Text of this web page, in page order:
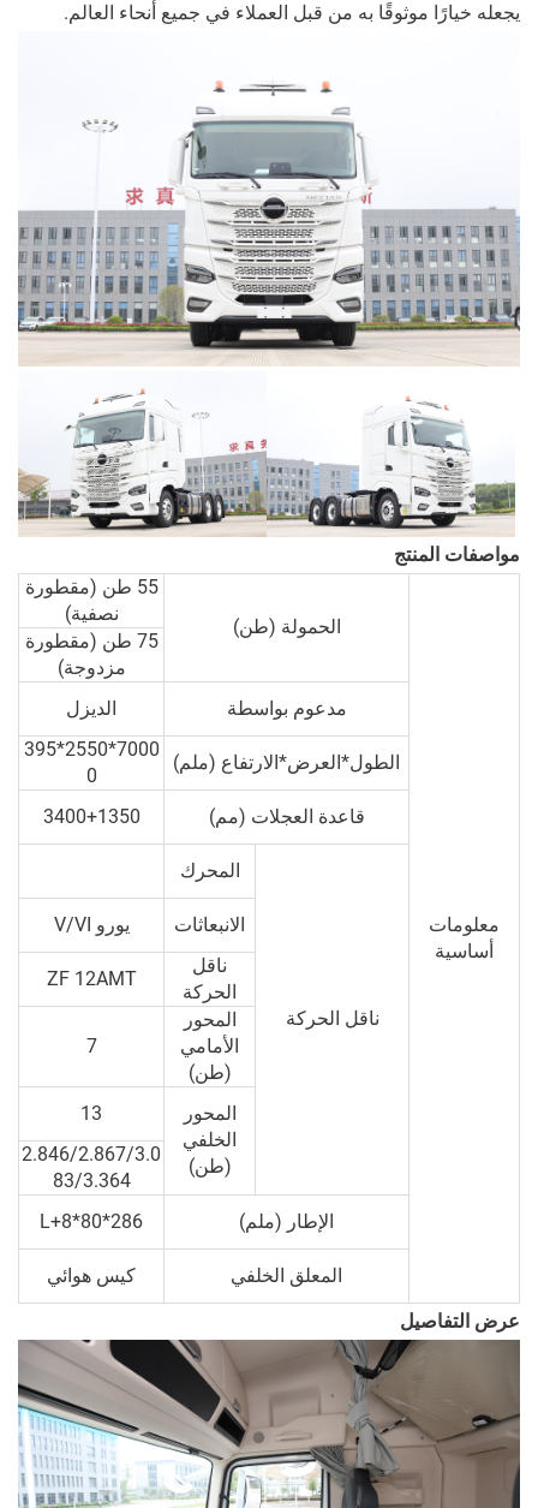
يجعله خيارًا موثوقًا به من قبل العملاء في جميع أنحاء العالم.
مواصفات المنتج
معلومات
أساسية
الحمولة (طن)
55 طن (مقطورة
نصفية)
75 طن (مقطورة
مزدوجة)
مدعوم بواسطة
الديزل
الطول*العرض*الارتفاع (ملم)
7000*2550*395
0
قاعدة العجلات (مم)
3400+1350
ناقل الحركة
المحرك
الانبعاثات
يورو V/VI
ناقل
الحركة
ZF 12AMT
المحور
الأمامي
(طن)
7
المحور
الخلفي
(طن)
13
2.846/2.867/3.0
83/3.364
الإطار (ملم)
286*80*8+L
المعلق الخلفي
كيس هوائي
عرض التفاصيل